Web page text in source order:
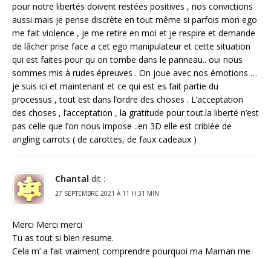
pour notre libertés doivent restées positives , nos convictions
aussi mais je pense discrète en tout même si parfois mon ego
me fait violence , je me retire en moi et je respire et demande
de lâcher prise face a cet ego manipulateur et cette situation
qui est faites pour qu on tombe dans le panneau.. oui nous
sommes mis à rudes épreuves . On joue avec nos émotions …
je suis ici et maintenant et ce qui est es fait partie du
processus , tout est dans l’ordre des choses . L’acceptation
des choses , l’acceptation , la gratitude pour tout.la liberté n’est
pas celle que l’on nous impose ..en 3D elle est criblée de
angling carrots ( de carottes, de faux cadeaux )
Chantal dit :
27 SEPTEMBRE 2021 À 11 H 31 MIN
Merci Merci merci
Tu as tout si bien resume.
Cela m’ a fait vraiment comprendre pourquoi ma Maman me